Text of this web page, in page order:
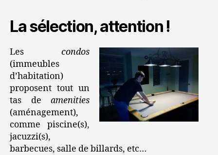
La sélection, attention !
Les condos
(immeubles
d’habitation)
proposent tout un
tas de amenities
(aménagement),
comme piscine(s),
jacuzzi(s),
barbecues, salle de billards, etc…